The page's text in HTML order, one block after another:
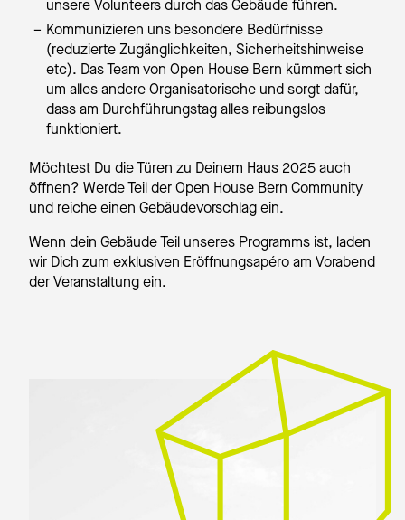
unsere Volunteers durch das Gebäude führen.
Kommunizieren uns besondere Bedürfnisse
(reduzierte Zugänglichkeiten, Sicherheitshinweise
etc). Das Team von Open House Bern kümmert sich
um alles andere Organisatorische und sorgt dafür,
dass am Durchführungstag alles reibungslos
funktioniert.
Möchtest Du die Türen zu Deinem Haus 2025 auch
öffnen? Werde Teil der Open House Bern Community
und reiche einen Gebäudevorschlag ein.
Wenn dein Gebäude Teil unseres Programms ist, laden
wir Dich zum exklusiven Eröffnungsapéro am Vorabend
der Veranstaltung ein.